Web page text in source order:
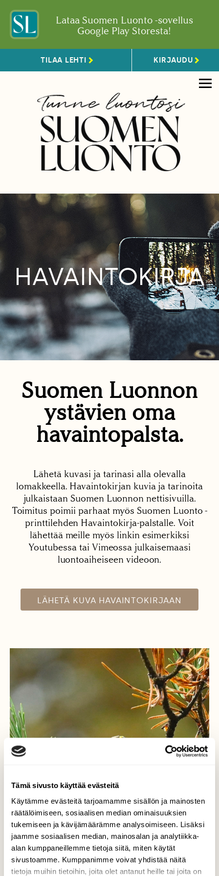
Tämä sivusto käyttää evästeitä
Käytämme evästeitä tarjoamamme sisällön ja mainosten
räätälöimiseen, sosiaalisen median ominaisuuksien
tukemiseen ja kävijämäärämme analysoimiseen. Lisäksi
jaamme sosiaalisen median, mainosalan ja analytiikka-
alan kumppaneillemme tietoja siitä, miten käytät
sivustoamme. Kumppanimme voivat yhdistää näitä
tietoja muihin tietoihin, joita olet antanut heille tai joita on
Lataa Suomen Luonto -sovellus
Google Play Storesta!
TILAA LEHTI KIRJAUDU
HAVAINTOKIRJA
Suomen Luonnon
ystävien oma
havaintopalsta.
Lähetä kuvasi ja tarinasi alla olevalla
lomakkeella. Havaintokirjan kuvia ja tarinoita
julkaistaan Suomen Luonnon nettisivuilla.
Toimitus poimii parhaat myös Suomen Luonto -
printtilehden Havaintokirja-palstalle. Voit
lähettää meille myös linkin esimerkiksi
Youtubessa tai Vimeossa julkaisemaasi
luontoaiheiseen videoon.
LÄHETÄ KUVA HAVAINTOKIRJAAN